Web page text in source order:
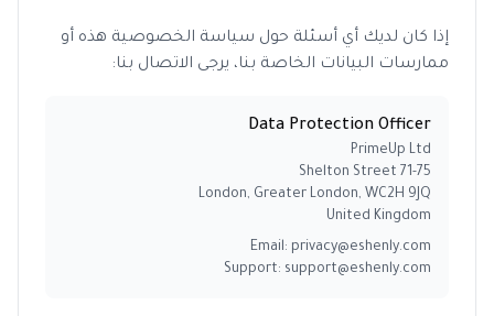
إذا كان لديك أي أسئلة حول سياسة الخصوصية هذه أو
ممارسات البيانات الخاصة بنا، يرجى الاتصال بنا:
Data Protection Officer
PrimeUp Ltd
71-75 Shelton Street
London, Greater London, WC2H 9JQ
United Kingdom
Email: privacy@eshenly.com
Support: support@eshenly.com